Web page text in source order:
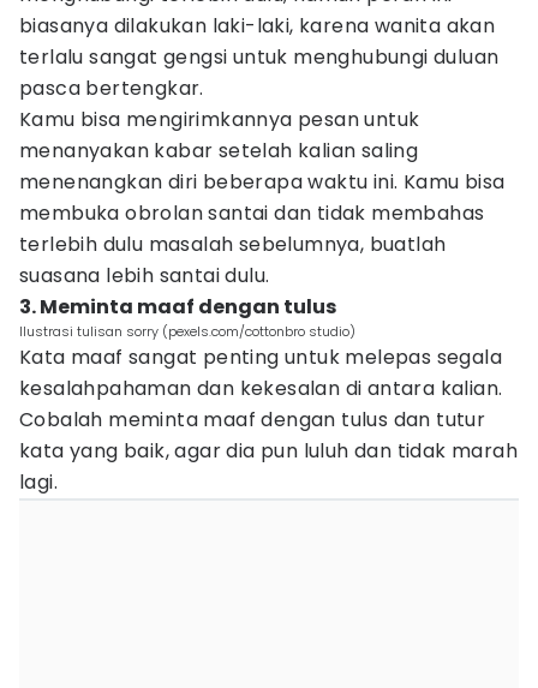
biasanya dilakukan laki-laki, karena wanita akan
terlalu sangat gengsi untuk menghubungi duluan
pasca bertengkar.
Kamu bisa mengirimkannya pesan untuk
menanyakan kabar setelah kalian saling
menenangkan diri beberapa waktu ini. Kamu bisa
membuka obrolan santai dan tidak membahas
terlebih dulu masalah sebelumnya, buatlah
suasana lebih santai dulu.
3. Meminta maaf dengan tulus
Ilustrasi tulisan sorry (pexels.com/cottonbro studio)
Kata maaf sangat penting untuk melepas segala
kesalahpahaman dan kekesalan di antara kalian.
Cobalah meminta maaf dengan tulus dan tutur
kata yang baik, agar dia pun luluh dan tidak marah
lagi.